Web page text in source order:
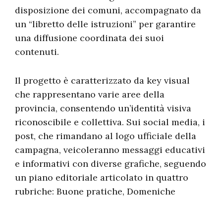
disposizione dei comuni, accompagnato da
un “libretto delle istruzioni” per garantire
una diffusione coordinata dei suoi
contenuti.
Il progetto è caratterizzato da key visual
che rappresentano varie aree della
provincia, consentendo un’identità visiva
riconoscibile e collettiva. Sui social media, i
post, che rimandano al logo ufficiale della
campagna, veicoleranno messaggi educativi
e informativi con diverse grafiche, seguendo
un piano editoriale articolato in quattro
rubriche: Buone pratiche, Domeniche